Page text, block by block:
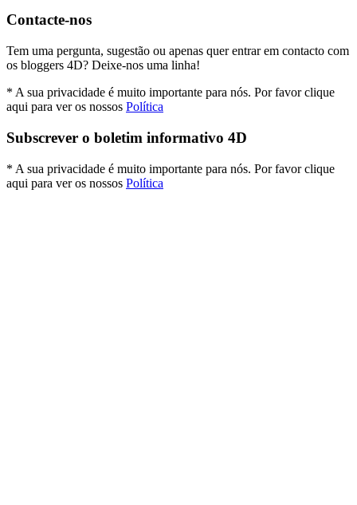
Contacte-nos
Tem uma pergunta, sugestão ou apenas quer entrar em contacto com
os bloggers 4D? Deixe-nos uma linha!
* A sua privacidade é muito importante para nós. Por favor clique
aqui para ver os nossos Política
Subscrever o boletim informativo 4D
* A sua privacidade é muito importante para nós. Por favor clique
aqui para ver os nossos Política